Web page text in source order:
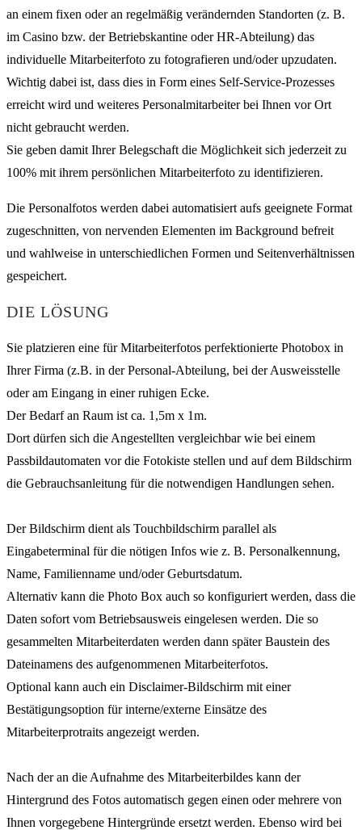
an einem fixen oder an regelmäßig verändernden Standorten (z. B.
im Casino bzw. der Betriebskantine oder HR-Abteilung) das
individuelle Mitarbeiterfoto zu fotografieren und/oder upzudaten.
Wichtig dabei ist, dass dies in Form eines Self-Service-Prozesses
erreicht wird und weiteres Personalmitarbeiter bei Ihnen vor Ort
nicht gebraucht werden.
Sie geben damit Ihrer Belegschaft die Möglichkeit sich jederzeit zu
100% mit ihrem persönlichen Mitarbeiterfoto zu identifizieren.
Die Personalfotos werden dabei automatisiert aufs geeignete Format
zugeschnitten, von nervenden Elementen im Background befreit
und wahlweise in unterschiedlichen Formen und Seitenverhältnissen
gespeichert.
DIE LÖSUNG
Sie platzieren eine für Mitarbeiterfotos perfektionierte Photobox in
Ihrer Firma (z.B. in der Personal-Abteilung, bei der Ausweisstelle
oder am Eingang in einer ruhigen Ecke.
Der Bedarf an Raum ist ca. 1,5m x 1m.
Dort dürfen sich die Angestellten vergleichbar wie bei einem
Passbildautomaten vor die Fotokiste stellen und auf dem Bildschirm
die Gebrauchsanleitung für die notwendigen Handlungen sehen.
Der Bildschirm dient als Touchbildschirm parallel als
Eingabeterminal für die nötigen Infos wie z. B. Personalkennung,
Name, Familienname und/oder Geburtsdatum.
Alternativ kann die Photo Box auch so konfiguriert werden, dass die
Daten sofort vom Betriebsausweis eingelesen werden. Die so
gesammelten Mitarbeiterdaten werden dann später Baustein des
Dateinamens des aufgenommenen Mitarbeiterfotos.
Optional kann auch ein Disclaimer-Bildschirm mit einer
Bestätigungsoption für interne/externe Einsätze des
Mitarbeiterprotraits angezeigt werden.
Nach der an die Aufnahme des Mitarbeiterbildes kann der
Hintergrund des Fotos automatisch gegen einen oder mehrere von
Ihnen vorgegebene Hintergründe ersetzt werden. Ebenso wird bei